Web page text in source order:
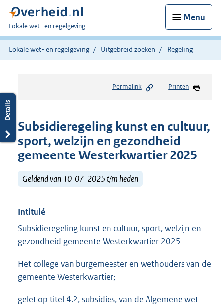
Menu
U
bent
hier:
Lokale wet- en regelgeving
Lokale wet- en regelgeving Uitgebreid zoeken Regeling
Permalink Printen
Subsidieregeling kunst en cultuur,
sport, welzijn en gezondheid
gemeente Westerkwartier 2025
Geldend van 10-07-2025 t/m heden
Intitulé
Subsidieregeling kunst en cultuur, sport, welzijn en
gezondheid gemeente Westerkwartier 2025
Het college van burgemeester en wethouders van de
gemeente Westerkwartier;
gelet op titel 4.2, subsidies, van de Algemene wet